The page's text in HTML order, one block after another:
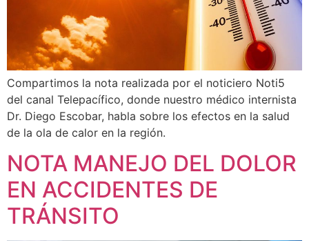
Compartimos la nota realizada por el noticiero Noti5
del canal Telepacífico, donde nuestro médico internista
Dr. Diego Escobar, habla sobre los efectos en la salud
de la ola de calor en la región.
NOTA MANEJO DEL DOLOR
EN ACCIDENTES DE
TRÁNSITO